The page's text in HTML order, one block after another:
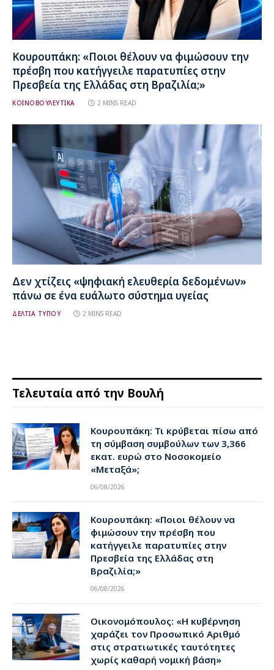
Κουρουπάκη: «Ποιοι θέλουν να φιμώσουν την
πρέσβη που κατήγγειλε παρατυπίες στην
Πρεσβεία της Ελλάδας στη Βραζιλία;»
ΚΟΙΝΟΒΟΥΛΕΥΤΙΚΑ 2 MINS READ
Δεν χτίζεις «ψηφιακή ελευθερία δεδομένων»
πάνω σε ένα ευάλωτο σύστημα υγείας
ΔΕΛΤΙΑ ΤΥΠΟΥ 2 MINS READ
Τελευταία από την Βουλή
Κουρουπάκη: Τι κρύβεται πίσω από
τη σύμβαση συμβούλων των 3,366
εκατ. ευρώ στο Νοσοκομείο
«Μεταξά»;
06/08/2026
Κουρουπάκη: «Ποιοι θέλουν να
φιμώσουν την πρέσβη που
κατήγγειλε παρατυπίες στην
Πρεσβεία της Ελλάδας στη
Βραζιλία;»
06/08/2026
Οικονομόπουλος: «Η κυβέρνηση
χαράζει τον Προσωπικό Αριθμό
στις στρατιωτικές ταυτότητες
χωρίς καθαρή νομική βάση»